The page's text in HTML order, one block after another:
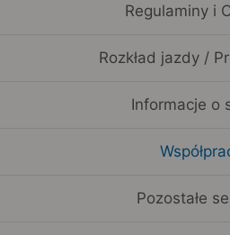
Regulaminy i
Rozkład jazdy /
Informacje o
Pozostałe